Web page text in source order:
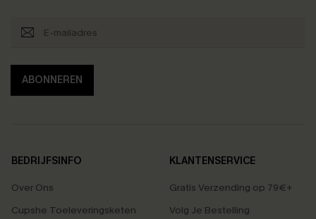
ABONNEREN
BEDRIJFSINFO
Over Ons
Cupshe Toeleveringsketen
KLANTENSERVICE
Gratis Verzending op 79€+
Volg Je Bestelling